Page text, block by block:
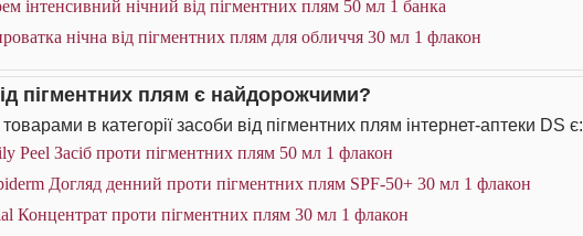
інтенсивний нічний від пігментних плям 50 мл 1 банка
нічна від пігментних плям для обличчя 30 мл 1 флакон
пігментних плям є найдорожчими?
в категорії засоби від пігментних плям інтернет-аптеки DS є:
Peel Засіб проти пігментних плям 50 мл 1 флакон
Догляд денний проти пігментних плям SPF-50+ 30 мл 1 флакон
Концентрат проти пігментних плям 30 мл 1 флакон